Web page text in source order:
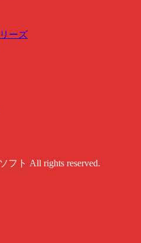
ーズ
フト All rights reserved.